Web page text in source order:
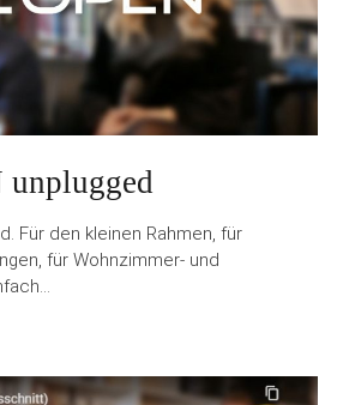
Für den kleinen Rahmen, für
für Wohnzimmer- und